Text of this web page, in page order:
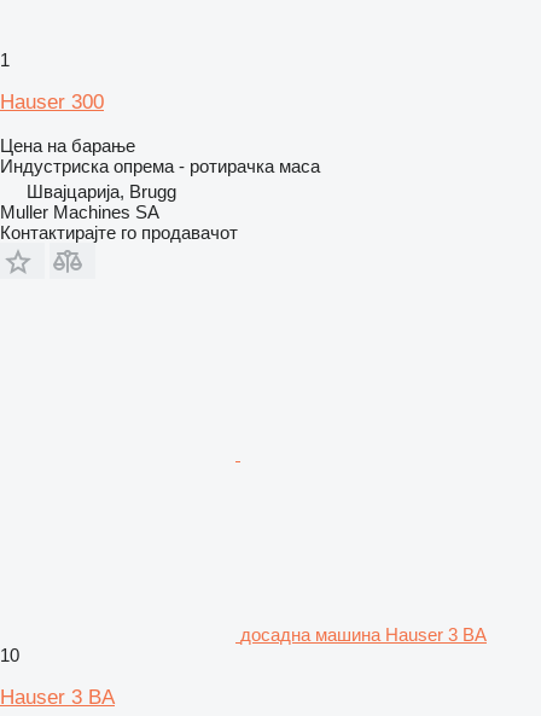
1
Hauser 300
Цена на барање
Индустриска опрема - ротирачка маса
Швајцарија, Brugg
Muller Machines SA
Контактирајте го продавачот
досадна машина Hauser 3 BA
10
Hauser 3 BA